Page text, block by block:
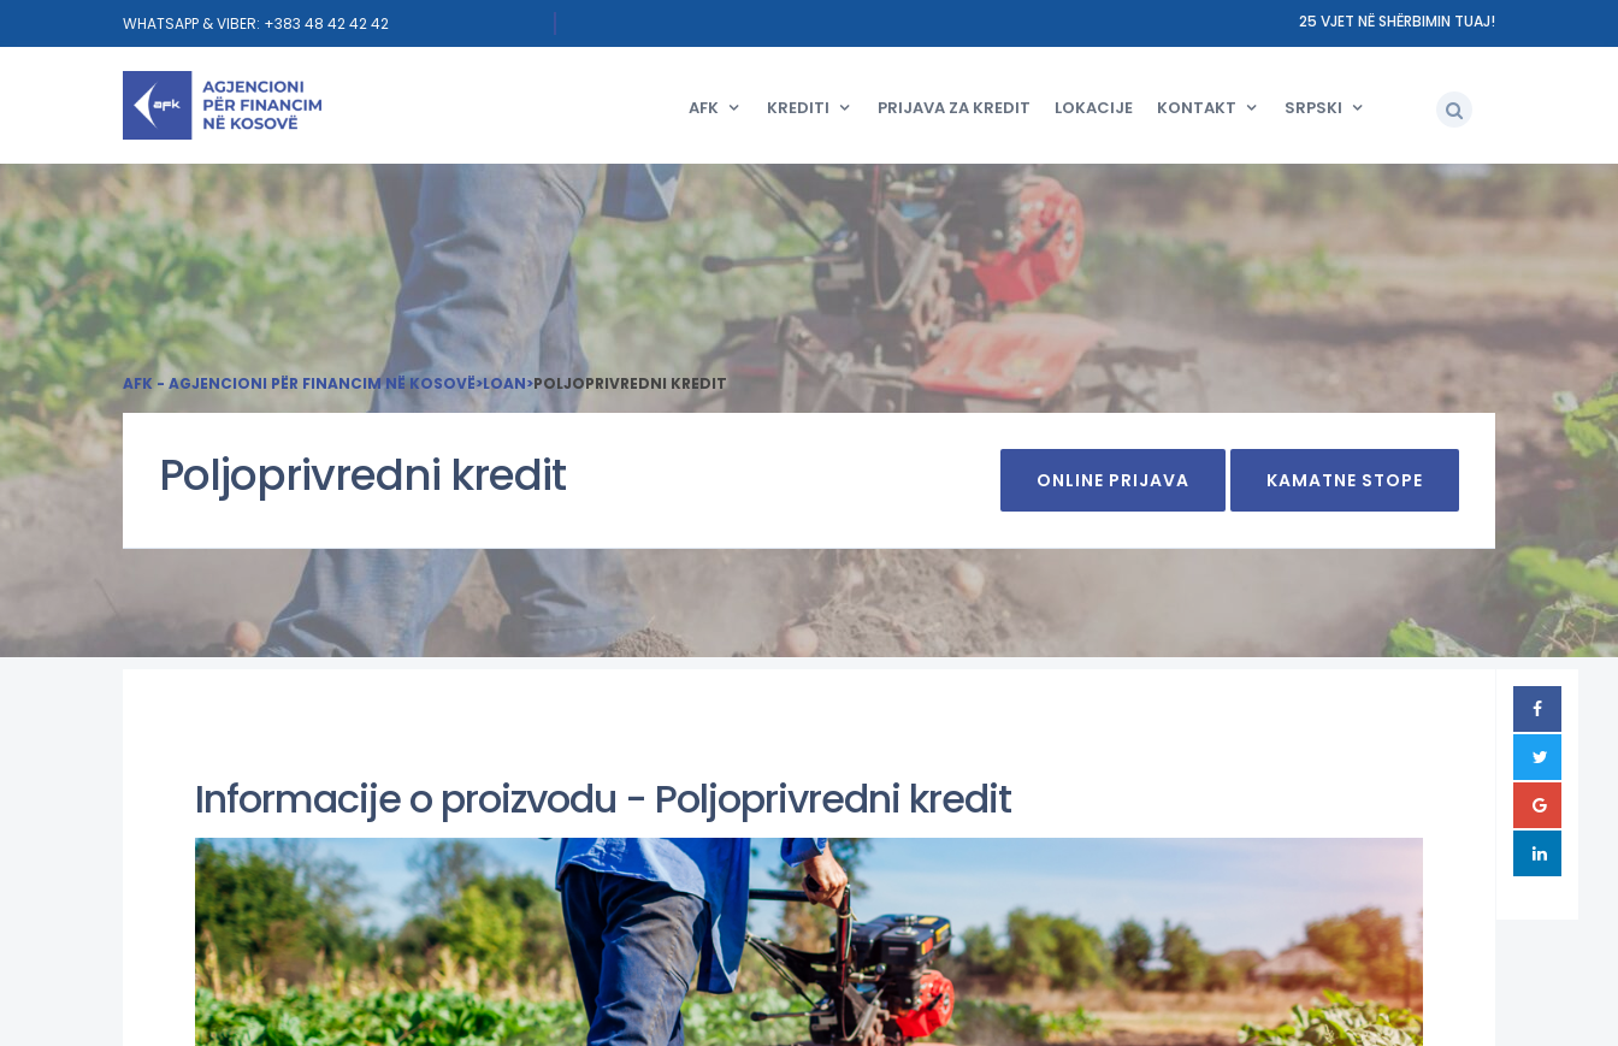
WHATSAPP & VIBER: +383 48 42 42 42 25 VJET NË SHËRBIMIN TUAJ!
AFK KREDITI PRIJAVA ZA KREDIT LOKACIJE KONTAKT SRPSKI
AFK - AGJENCIONI PËR FINANCIM NË KOSOVË>LOAN>POLJOPRIVREDNI KREDIT
Poljoprivredni kredit ONLINE PRIJAVA KAMATNE STOPE
Informacije o proizvodu - Poljoprivredni kredit